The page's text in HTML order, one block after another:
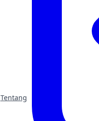
Tentang